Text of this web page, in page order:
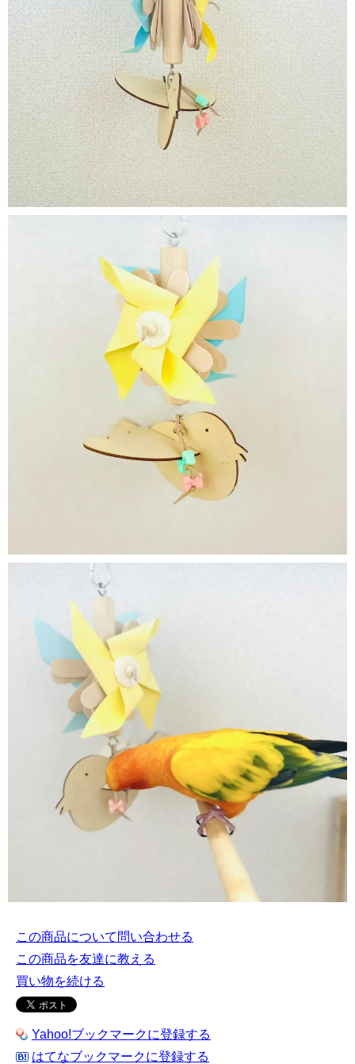
この商品について問い合わせる
この商品を友達に教える
買い物を続ける
Yahoo!ブックマークに登録する
はてなブックマークに登録する